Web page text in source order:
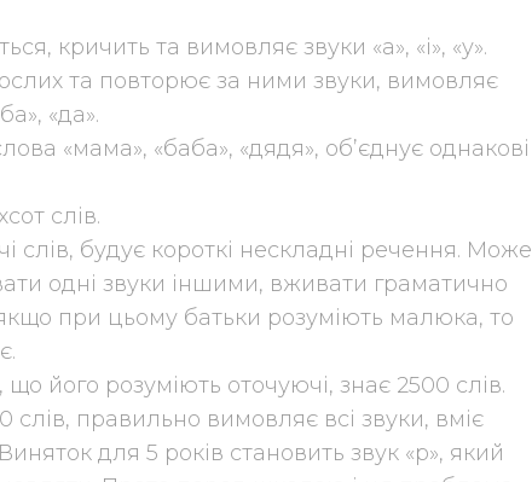
кричить та вимовляє звуки «а», «і», «у».
та повторює за ними звуки, вимовляє
«да».
«мама», «баба», «дядя», об’єднує однакові
слів.
слів, будує короткі нескладні речення. Може
одні звуки іншими, вживати граматично
при цьому батьки розуміють малюка, то
його розуміють оточуючі, знає 2500 слів.
слів, правильно вимовляє всі звуки, вміє
для 5 років становить звук «р», який